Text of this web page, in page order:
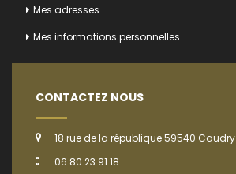
Mes adresses
Mes informations personnelles
CONTACTEZ NOUS
18 rue de la république 59540 Caudry
06 80 23 91 18